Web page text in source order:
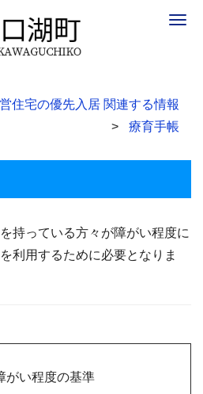
住宅の優先入居 関連する情報
療育手帳
持っている方々が障がい程度に
を利用するために必要となりま
がい程度の基準